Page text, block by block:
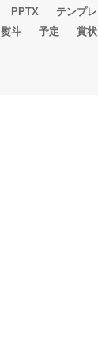
PPTX
テンプレ
熨斗 予定 賞状